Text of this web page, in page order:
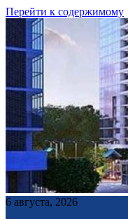
Перейти к содержимому
6 августа, 2026